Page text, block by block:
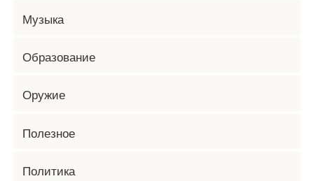
Музыка
Образование
Оружие
Полезное
Политика